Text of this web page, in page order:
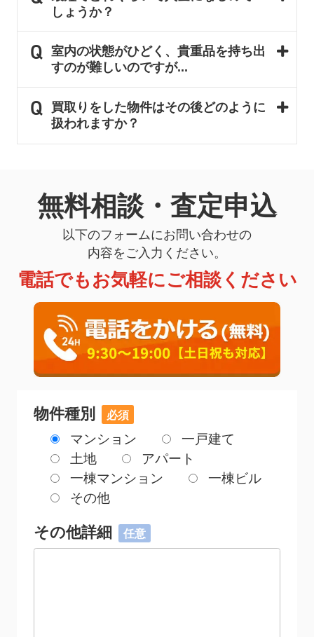
しょうか？
室内の状態がひどく、貴重品を持ち出
すのが難しいのですが...
買取りをした物件はその後どのように
扱われますか？
無料相談・査定申込
以下のフォームにお問い合わせの
内容をご入力ください。
電話でもお気軽にご相談ください
物件種別
マンション
一戸建て
土地
アパート
一棟マンション
一棟ビル
その他
その他詳細